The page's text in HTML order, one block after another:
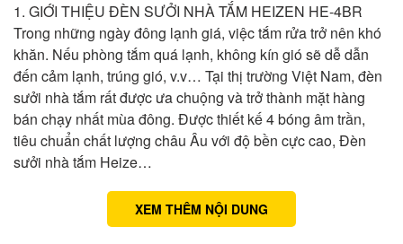
1. GIỚI THIỆU ĐÈN SƯỞI NHÀ TẮM HEIZEN HE-4BR
Trong những ngày đông lạnh giá, việc tắm rửa trở nên khó
khăn. Nếu phòng tắm quá lạnh, không kín gió sẽ dễ dẫn
đến cảm lạnh, trúng gió, v.v… Tại thị trường Việt Nam, đèn
sưởi nhà tắm rất được ưa chuộng và trở thành mặt hàng
bán chạy nhất mùa đông. Được thiết kế 4 bóng âm trần,
tiêu chuẩn chất lượng châu Âu với độ bền cực cao, Đèn
sưởi nhà tắm Heize…
XEM THÊM NỘI DUNG